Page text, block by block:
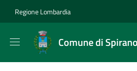
Regione Lombardia
Comune di Spirano